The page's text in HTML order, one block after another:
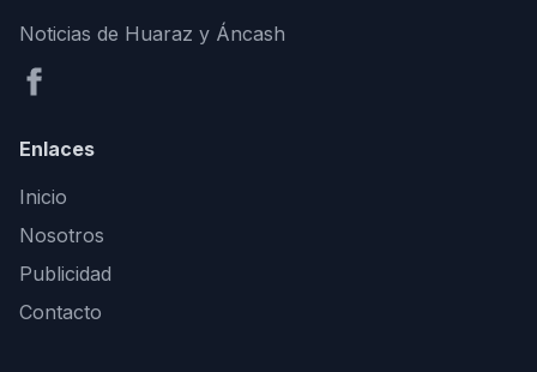
Noticias de Huaraz y Áncash
Enlaces
Inicio
Nosotros
Publicidad
Contacto